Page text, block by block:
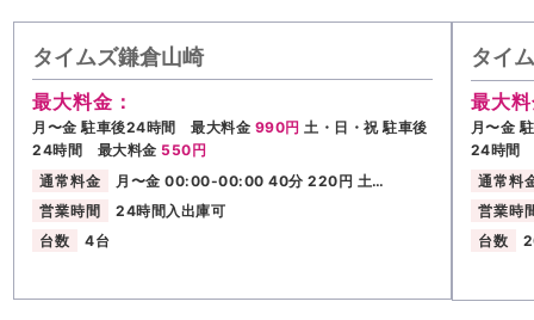
タイムズ鎌倉山崎
最大料金：
月〜金 駐車後24時間 最大料金 990円 土・日・祝 駐車後
24時間 最大料金 550円
通常料金
月〜金 00:00-00:00 40分 220円 土…
営業時間
24時間入出庫可
台数
4台
タイ
最大
月〜金
24時間
通常料
営業時
台数